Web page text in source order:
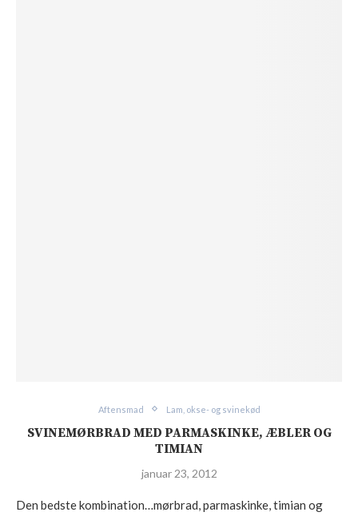
Aftensmad Lam, okse- og svinekød
SVINEMØRBRAD MED PARMASKINKE, ÆBLER OG
TIMIAN
januar 23, 2012
Den bedste kombination…mørbrad, parmaskinke, timian og